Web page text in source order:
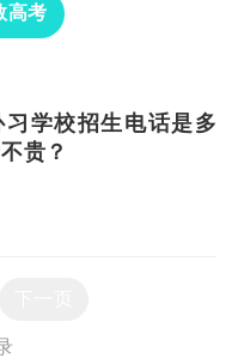
高考
学校招生电话是多
贵？